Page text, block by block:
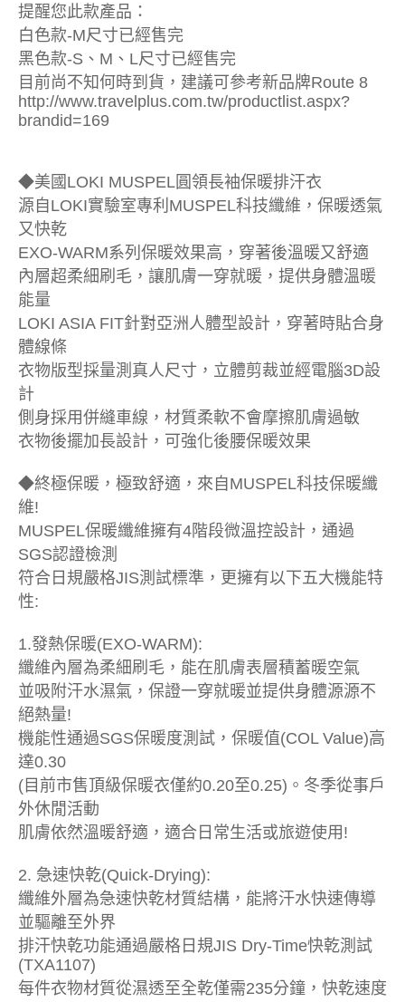
提醒您此款產品：
白色款-M尺寸已經售完
黑色款-S、M、L尺寸已經售完
目前尚不知何時到貨，建議可參考新品牌Route 8
http://www.travelplus.com.tw/productlist.aspx?
brandid=169
◆美國LOKI MUSPEL圓領長袖保暖排汗衣
源自LOKI實驗室專利MUSPEL科技纖維，保暖透氣
又快乾
EXO-WARM系列保暖效果高，穿著後溫暖又舒適
內層超柔細刷毛，讓肌膚一穿就暖，提供身體溫暖
能量
LOKI ASIA FIT針對亞洲人體型設計，穿著時貼合身
體線條
衣物版型採量測真人尺寸，立體剪裁並經電腦3D設
計
側身採用併縫車線，材質柔軟不會摩擦肌膚過敏
衣物後擺加長設計，可強化後腰保暖效果
◆終極保暖，極致舒適，來自MUSPEL科技保暖纖
維!
MUSPEL保暖纖維擁有4階段微溫控設計，通過
SGS認證檢測
符合日規嚴格JIS測試標準，更擁有以下五大機能特
性:
1.發熱保暖(EXO-WARM):
纖維內層為柔細刷毛，能在肌膚表層積蓄暖空氣
並吸附汗水濕氣，保證一穿就暖並提供身體源源不
絕熱量!
機能性通過SGS保暖度測試，保暖值(COL Value)高
達0.30
(目前市售頂級保暖衣僅約0.20至0.25)。冬季從事戶
外休閒活動
肌膚依然溫暖舒適，適合日常生活或旅遊使用!
2. 急速快乾(Quick-Drying):
纖維外層為急速快乾材質結構，能將汗水快速傳導
並驅離至外界
排汗快乾功能通過嚴格日規JIS Dry-Time快乾測試
(TXA1107)
每件衣物材質從濕透至全乾僅需235分鐘，快乾速度